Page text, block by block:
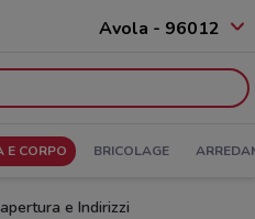
Avola - 96012
E CORPO BRICOLAGE
e Indirizzi